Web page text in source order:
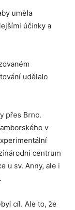
uměla
účinky a
udělalo
přes Brno.
v
centrum
u sv. Anny, ale i
cíl. Ale to, že